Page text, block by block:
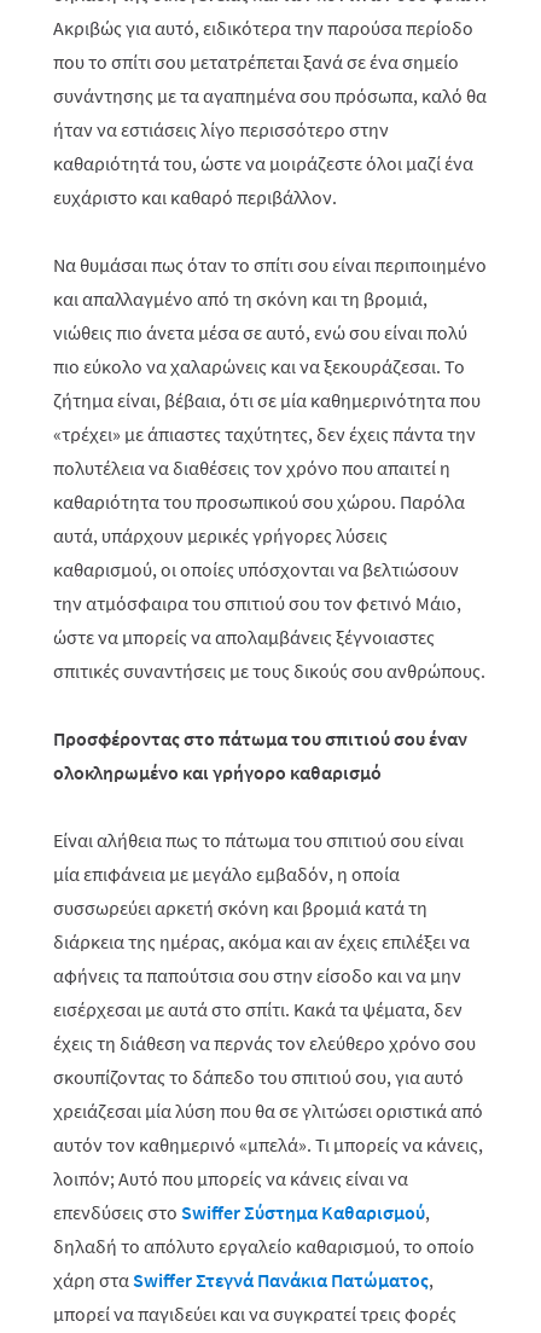
Ακριβώς για αυτό, ειδικότερα την παρούσα περίοδο
που το σπίτι σου μετατρέπεται ξανά σε ένα σημείο
συνάντησης με τα αγαπημένα σου πρόσωπα, καλό θα
ήταν να εστιάσεις λίγο περισσότερο στην
καθαριότητά του, ώστε να μοιράζεστε όλοι μαζί ένα
ευχάριστο και καθαρό περιβάλλον.
Να θυμάσαι πως όταν το σπίτι σου είναι περιποιημένο
και απαλλαγμένο από τη σκόνη και τη βρομιά,
νιώθεις πιο άνετα μέσα σε αυτό, ενώ σου είναι πολύ
πιο εύκολο να χαλαρώνεις και να ξεκουράζεσαι. Το
ζήτημα είναι, βέβαια, ότι σε μία καθημερινότητα που
«τρέχει» με άπιαστες ταχύτητες, δεν έχεις πάντα την
πολυτέλεια να διαθέσεις τον χρόνο που απαιτεί η
καθαριότητα του προσωπικού σου χώρου. Παρόλα
αυτά, υπάρχουν μερικές γρήγορες λύσεις
καθαρισμού, οι οποίες υπόσχονται να βελτιώσουν
την ατμόσφαιρα του σπιτιού σου τον φετινό Μάιο,
ώστε να μπορείς να απολαμβάνεις ξέγνοιαστες
σπιτικές συναντήσεις με τους δικούς σου ανθρώπους.
Προσφέροντας στο πάτωμα του σπιτιού σου έναν
ολοκληρωμένο και γρήγορο καθαρισμό
Είναι αλήθεια πως το πάτωμα του σπιτιού σου είναι
μία επιφάνεια με μεγάλο εμβαδόν, η οποία
συσσωρεύει αρκετή σκόνη και βρομιά κατά τη
διάρκεια της ημέρας, ακόμα και αν έχεις επιλέξει να
αφήνεις τα παπούτσια σου στην είσοδο και να μην
εισέρχεσαι με αυτά στο σπίτι. Κακά τα ψέματα, δεν
έχεις τη διάθεση να περνάς τον ελεύθερο χρόνο σου
σκουπίζοντας το δάπεδο του σπιτιού σου, για αυτό
χρειάζεσαι μία λύση που θα σε γλιτώσει οριστικά από
αυτόν τον καθημερινό «μπελά». Τι μπορείς να κάνεις,
λοιπόν; Αυτό που μπορείς να κάνεις είναι να
επενδύσεις στο Swiffer Σύστημα Καθαρισμού,
δηλαδή το απόλυτο εργαλείο καθαρισμού, το οποίο
χάρη σταSwiffer Στεγνά Πανάκια Πατώματος,
μπορεί να παγιδεύει και να συγκρατεί τρεις φορές